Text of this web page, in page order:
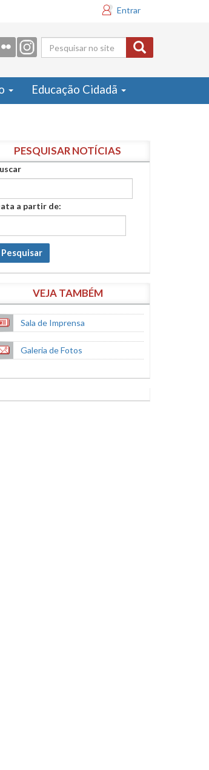
Entrar
Formulário
de busca
Educação Cidadã
PESQUISAR NOTÍCIAS
a partir de:
Pesquisar
VEJA TAMBÉM
Sala de Imprensa
Galeria de Fotos